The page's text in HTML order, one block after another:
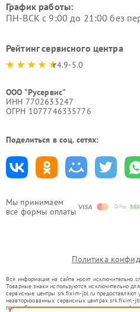
Мы принимаем
все формы оплаты
График работы:
ПН-ВСК с 9:00 до 21:00 без
Рейтинг сервисного центра
4.9-5.0
ООО "Русервис"
ИНН 7702633247
ОГРН 1077746335776
Поделиться в соц. сетях:
Политика
Вся информация на сайте носит исключительно
Товарные знаки используются исключительно
сервисные центры srk.fixim-jbl.ru предоставляют
неавторизованных сервисных центрах srk.fixim-
правообладателями товарных знаков или их